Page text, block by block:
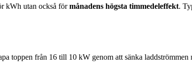
kWh utan också förmånadens högsta timmedeleffekt.
toppen från 16 till 10 kW genom att sänka laddströmmen